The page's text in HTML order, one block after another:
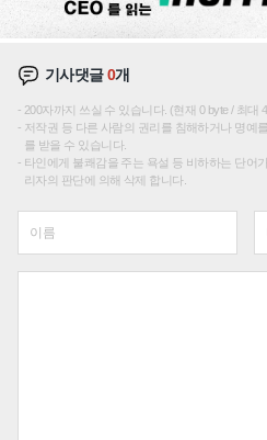
기사댓글0개
200자까지 쓰실 수 있습니다. (현재 0 byte / 최대
저작권 등 다른 사람의 권리를 침해하거나 명예
를 받을 수 있습니다.
타인에게 불쾌감을 주는 욕설 등 비하하는 단어
리자의 판단에 의해 삭제 합니다.